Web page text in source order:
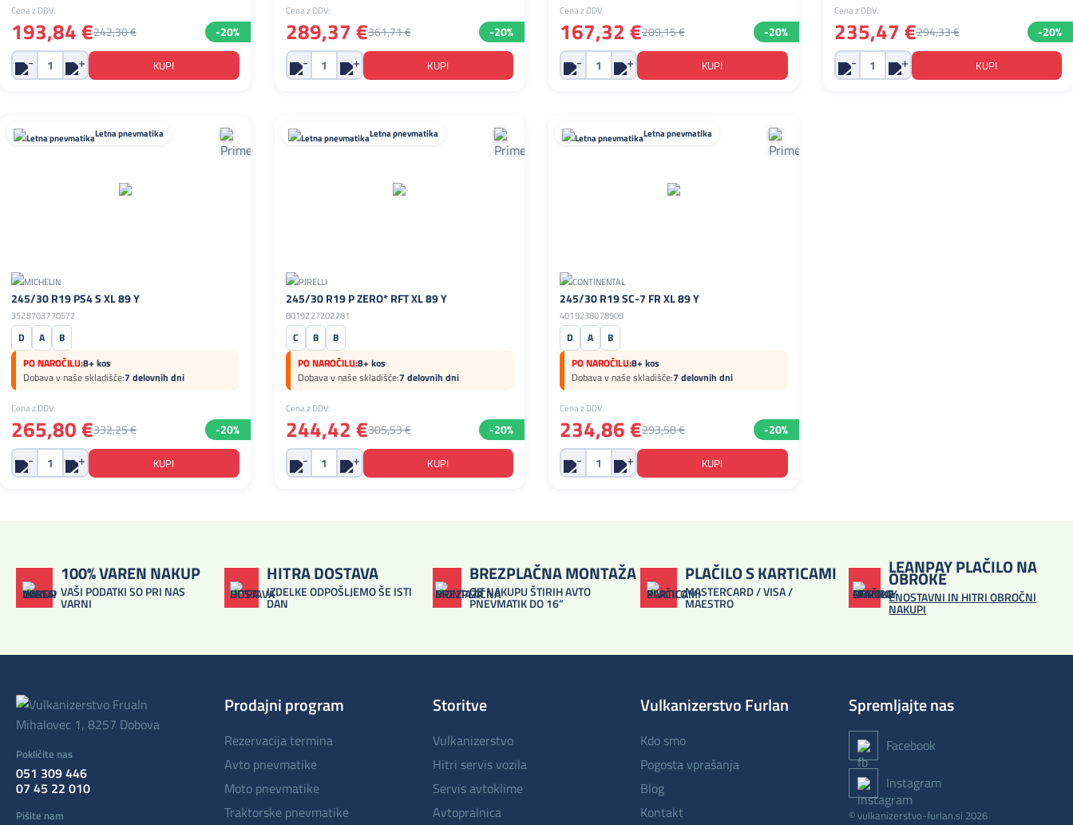
Cena z DDV:
193,84 €242,30 € -20%
Cena z DDV:
289,37 €361,71 € -20%
Cena z DDV:
167,32 €209,15 € -20%
Cena z DDV:
235,47 €294,33 € -20%
Letna pnevmatika
245/30 R19 PS4 S XL 89 Y
3528703770572
D A
B
PO NAROČILU:8+ kos
Dobava v naše skladišče:7 delovnih dni
Cena z DDV:
265,80 €332,25 € -20%
Letna pnevmatika
245/30 R19 P ZERO* RFT XL 89 Y
8019227202281
C B
B
PO NAROČILU:8+ kos
Dobava v naše skladišče:7 delovnih dni
Cena z DDV:
244,42 €305,53 € -20%
Letna pnevmatika
245/30 R19 SC-7 FR XL 89 Y
4019238078909
D A
B
PO NAROČILU:8+ kos
Dobava v naše skladišče:7 delovnih dni
Cena z DDV:
234,86 €293,58 € -20%
100% VAREN NAKUP
VAŠI PODATKI SO PRI NAS
VARNI
HITRA DOSTAVA
IZDELKE ODPOŠLJEMO ŠE ISTI
DAN
BREZPLAČNA MONTAŽA
OB NAKUPU ŠTIRIH AVTO
PNEVMATIK DO 16”
PLAČILO S KARTICAMI
MASTERCARD / VISA /
MAESTRO
LEANPAY PLAČILO NA
OBROKE
ENOSTAVNI IN HITRI OBROČNI
NAKUPI
Mihalovec 1, 8257 Dobova
Pokličite nas
051 309 446
07 45 22 010
Pišite nam
Prodajni program
rezervacija termina
avto pnevmatike
moto pnevmatike
traktorske pnevmatike
Storitve
vulkanizerstvo
hitri servis vozila
servis avtoklime
avtopralnica
Vulkanizerstvo Furlan
kdo smo
pogosta vprašanja
blog
kontakt
Spremljajte nas
Facebook
Instagram
© vulkanizerstvo-furlan.si 2026